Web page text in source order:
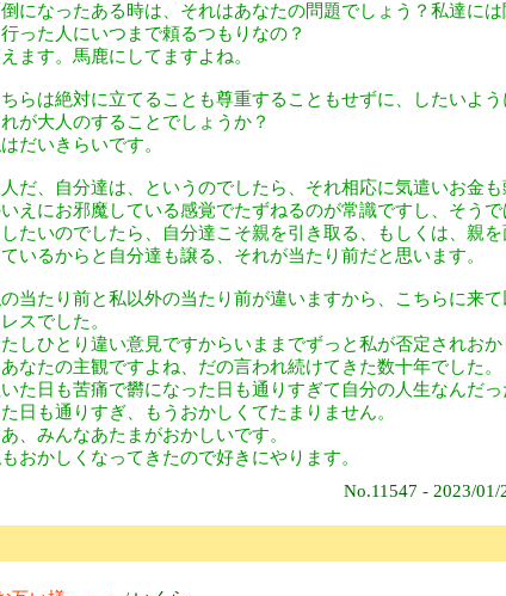
になったある時は、それはあなたの問題でしょう？私達に
った人にいつまで頼るつもりなの？
ます。馬鹿にしてますよね。
らは絶対に立てることも尊重することもせずに、したいよう
が大人のすることでしょうか？
だいきらいです。
だ、自分達は、というのでしたら、それ相応に気遣いお金
えにお邪魔している感覚でたずねるのが常識ですし、そうで
たいのでしたら、自分達こそ親を引き取る、もしくは、親を
いるからと自分達も譲る、それが当たり前だと思います。
当たり前と私以外の当たり前が違いますから、こちらに来て
スでした。
しひとり違い意見ですからいままでずっと私が否定されお
なたの主観ですよね、だの言われ続けてきた数十年でした。
た日も苦痛で欝になった日も通りすぎて自分の人生なんだ
日も通りすぎ、もうおかしくてたまりません。
、みんなあたまがおかしいです。
おかしくなってきたので好きにやります。
No.11547 - 2023/01/